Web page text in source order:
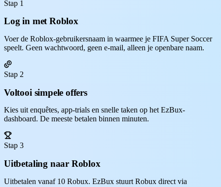
Stap 1
Log in met Roblox
Voer de Roblox-gebruikersnaam in waarmee je FIFA Super Soccer
speelt. Geen wachtwoord, geen e-mail, alleen je openbare naam.
Stap 2
Voltooi simpele offers
Kies uit enquêtes, app-trials en snelle taken op het EzBux-
dashboard. De meeste betalen binnen minuten.
Stap 3
Uitbetaling naar Roblox
Uitbetalen vanaf 10 Robux. EzBux stuurt Robux direct via